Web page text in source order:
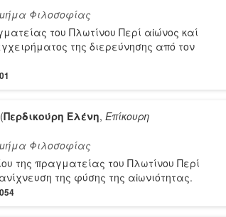
Φιλοσοφίας
του Πλωτίνου Περί αἰώνος καί
της διερεύνησης από τον
(Περδικούρη Ελένη, Επίκουρη
Φιλοσοφίας
της πραγματείας του Πλωτίνου Περί
της φύσης της αἰωνιότητας.